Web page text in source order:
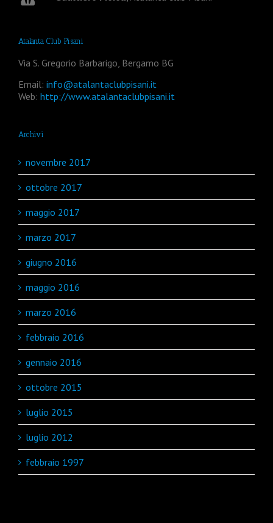
Atalanta Club Pisani
Via S. Gregorio Barbarigo, Bergamo BG
Email: info@atalantaclubpisani.it
Web: http://www.atalantaclubpisani.it
Archivi
novembre 2017
ottobre 2017
maggio 2017
marzo 2017
giugno 2016
maggio 2016
marzo 2016
febbraio 2016
gennaio 2016
ottobre 2015
luglio 2015
luglio 2012
febbraio 1997